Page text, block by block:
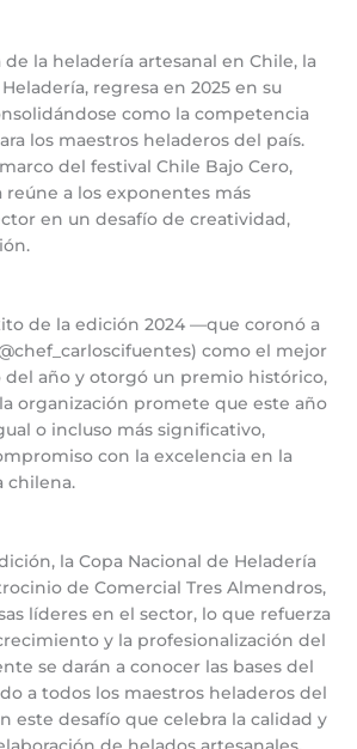
la heladería artesanal en Chile, la
regresa en 2025 en su
como la competencia
los maestros heladeros del país.
del festival Chile Bajo Cero,
a los exponentes más
en un desafío de creatividad,
de la edición 2024 —que coronó a
como el mejor
del año y otorgó un premio histórico,
organización promete que este año
o incluso más significativo,
con la excelencia en la
chilena.
la Copa Nacional de Heladería
de Comercial Tres Almendros,
líderes en el sector, lo que refuerza
y la profesionalización del
se darán a conocer las bases del
a todos los maestros heladeros del
este desafío que celebra la calidad y
de helados artesanales.